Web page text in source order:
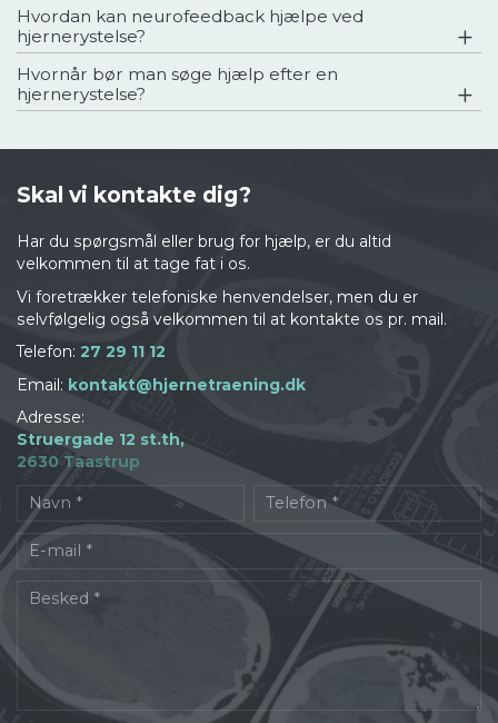
Hvordan kan neurofeedback hjælpe ved
hjernerystelse?
Hvornår bør man søge hjælp efter en
hjernerystelse?
Skal vi kontakte dig?
Har du spørgsmål eller brug for hjælp, er du altid
velkommen til at tage fat i os.
Vi foretrækker telefoniske henvendelser, men du er
selvfølgelig også velkommen til at kontakte os pr. mail.
Telefon: 27 29 11 12
Email: kontakt@hjernetraening.dk
Adresse:
Struergade 12 st.th,
2630 Taastrup